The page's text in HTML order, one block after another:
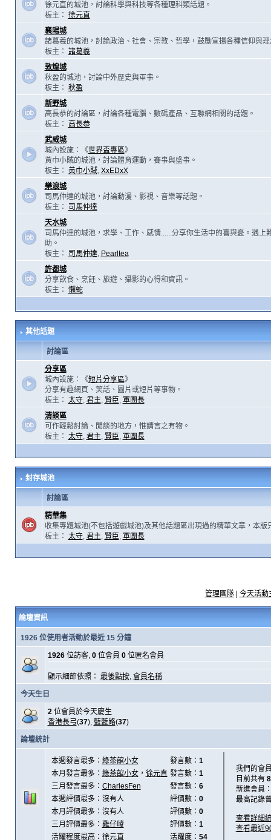
徐元直的城池，討論科學與科技等各種理科類話題。
板主： 徐元直
襄陽城
諸葛羲的城池，討論政治、社會、宗教、哲學，鼓勵宣揚各種信仰與理
板主： 諸葛羲
敦煌城
秋盈的城池，討論中外歷史與軍事。
板主： 秋盈
新野城
高長恭的討論區，討論各種電腦、數碼產品、互聯網相關的話題。
板主：
高長恭
武威城
城內設施：《世界盃專區》
黃巾小賊的城池，討論體育運動，賽事與盛事。
板主： 黃巾小賊, XxEDxX
樂浪城
司馬仲達的城池，討論動漫、影視、音樂等話題。
板主：
司馬仲達
天水城
司馬仲達的城池，求學、工作、感情......分享你生活中的喜與憂。遇上
助。
板主：
司馬仲達, Pearltea
許都城
分享飲食、烹飪、旅遊、攝影的心得和資訊。
板主： 懶蛇
其他話題
討論區
分享區
城內設施：《短片分享區》
分享有趣網頁、笑話、圖片或短片等事物。
板主： 太守, 君主, 賢臣, 軍團長
清談區
可作輕鬆討論、閒談的地方，惟請言之有物。
板主： 太守, 君主, 賢臣, 軍團長
封存城池
討論區
精華集
收集專題城池(不包括遊戲城池)及其他話題區出現過的精華文章，本版
板主： 太守, 君主, 賢臣, 軍團長
管理團隊| 今天活動
論壇資訊
1926 位使用者活動於最近 15 分鐘
1926位訪客, 0位會員 0位匿名會員
顯示細節依照： 最後點按, 會員名稱
今天生日
2位會員於今天慶生
香港長弓(37), 藍藍路(37)
論壇統計
本週發言最多： 綠茶館小女 發言數： 1
本月發言最多： 綠茶館小女， 徐元直 發言數： 1
三月發言最多： CharlesFen 發言數： 6
本週評價最多：沒有人
評價數： 0
本月評價最多：沒有人
評價數： 0
三月評價最多： 雞仔嘜 評價數： 1
活躍程度最高： 徐元直 活躍度： 54
我們的會
目前共有
新進會員
最高記錄
查看詳細
查看最近